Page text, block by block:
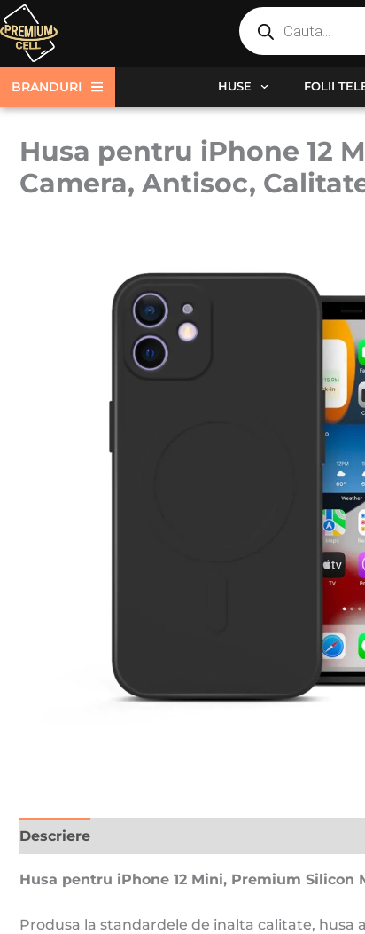
Skip
to
content
Products
search
BRANDURI HUSE FOLII
Husa pentru iPhone 12
Camera, Antisoc,
Descriere
Husa pentru iPhone 12 Mini, Premium Silicon
Produsa la standardele de inalta calitate,